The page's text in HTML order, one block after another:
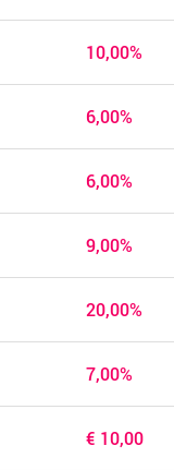
10,00%
6,00%
6,00%
9,00%
20,00%
7,00%
€ 10,00